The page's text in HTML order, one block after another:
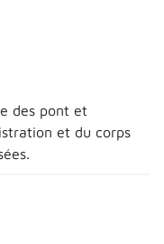
des pont et
et du corps